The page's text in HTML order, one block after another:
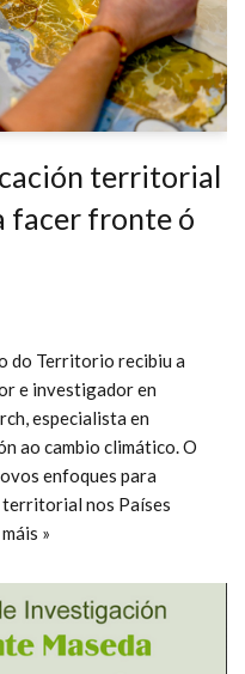
territorial
facer fronte ó
do Territorio recibiu a
e investigador en
especialista en
ao cambio climático. O
enfoques para
nos Países
»